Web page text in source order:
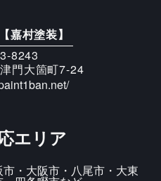
嘉村塗装】
8243
門大箇町7-24
エリア
・大阪市・八尾市・大東